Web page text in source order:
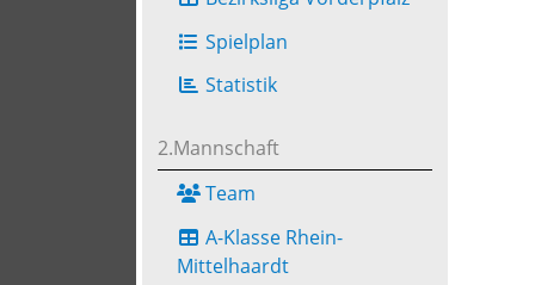
Spielplan
Statistik
2.Mannschaft
Team
A-Klasse Rhein-
Mittelhaardt